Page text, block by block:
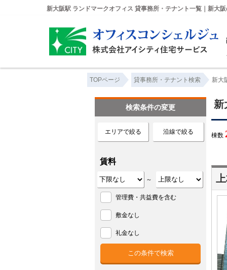
新大阪駅 ランドマークオフィス 貸事務所・テナント一覧｜新大
TOPページ 貸事務所・テナント検索 新大
新
棟数
検索条件の変更
エリアで絞る 沿線で絞る
賃料
～
管理費・共益費を含む
敷金なし
礼金なし